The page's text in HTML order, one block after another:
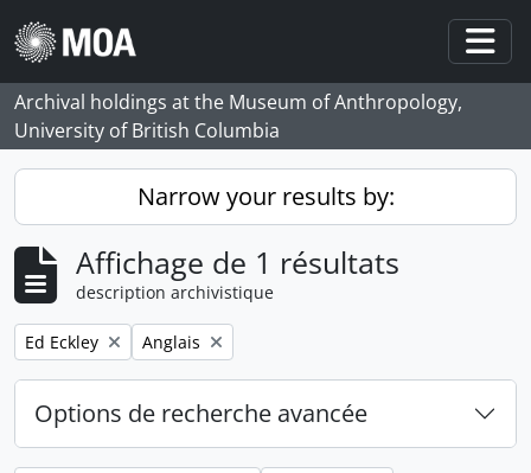
Skip to main content
Archival holdings at the Museum of Anthropology,
University of British Columbia
Narrow your results by:
Affichage de 1 résultats
description archivistique
Remove filter:
Ed Eckley Remove filter:
Anglais
Options de recherche avancée